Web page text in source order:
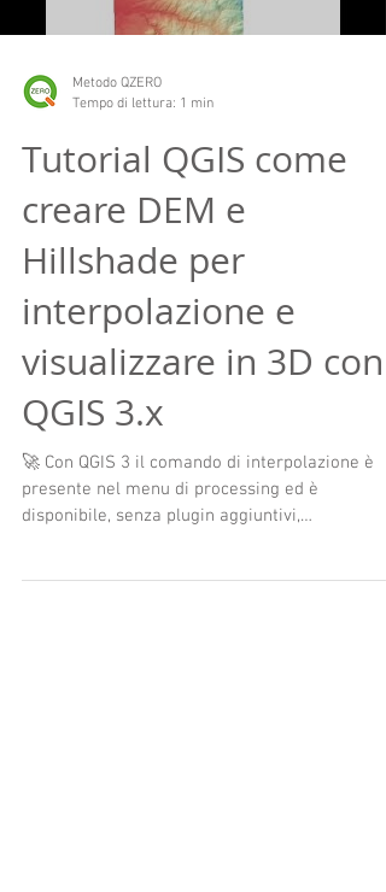
Metodo QZERO
Tempo di lettura: 1 min
Tutorial QGIS come
creare DEM e
Hillshade per
interpolazione e
visualizzare in 3D con
QGIS 3.x
🚀 Con QGIS 3 il comando di interpolazione è
presente nel menu di processing ed è
disponibile, senza plugin aggiuntivi,